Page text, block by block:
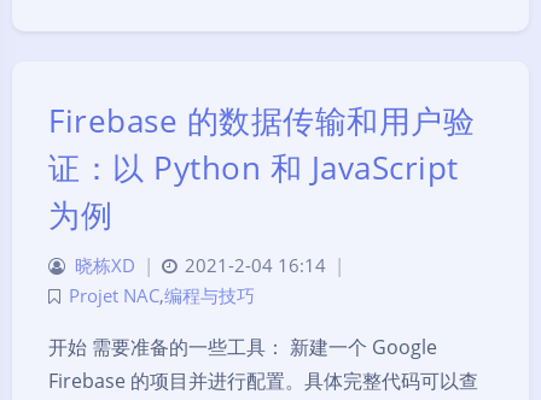
Firebase 的数据传输和用户验
证：以 Python 和 JavaScript
为例
晓栋XD | 2021-2-04 16:14 |
Projet NAC,编程与技巧
开始 需要准备的一些工具： 新建一个 Google
Firebase 的项目并进行配置。具体完整代码可以查